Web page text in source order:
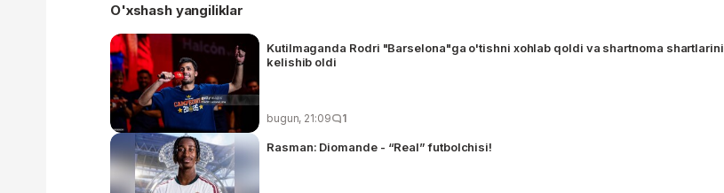
O'xshash yangiliklar
Kutilmaganda Rodri "Barselona"ga o'tishni xohlab qoldi va shartnoma shartlarini
kelishib oldi
bugun, 21:09 1
Rasman: Diomande - “Real” futbolchisi!